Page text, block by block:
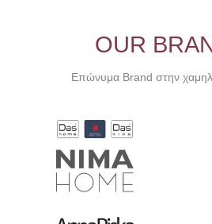
OUR
Επώνυμα Brand στην